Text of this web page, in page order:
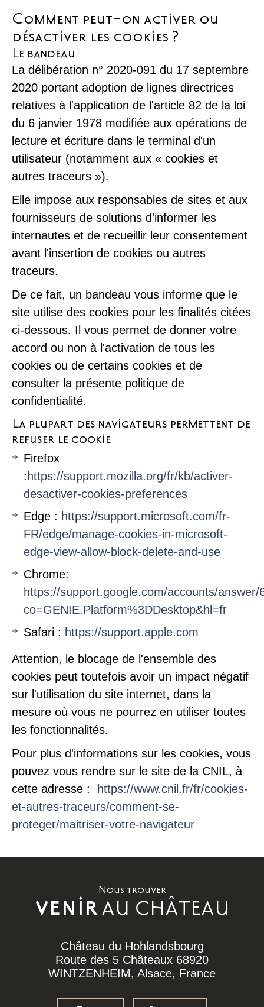
Comment peut-on activer ou
désactiver les cookies ?
Le bandeau
La délibération n° 2020-091 du 17 septembre
2020 portant adoption de lignes directrices
relatives à l'application de l'article 82 de la loi
du 6 janvier 1978 modifiée aux opérations de
lecture et écriture dans le terminal d'un
utilisateur (notamment aux « cookies et
autres traceurs »).
Elle impose aux responsables de sites et aux
fournisseurs de solutions d'informer les
internautes et de recueillir leur consentement
avant l'insertion de cookies ou autres
traceurs.
De ce fait, un bandeau vous informe que le
site utilise des cookies pour les finalités citées
ci-dessous. Il vous permet de donner votre
accord ou non à l'activation de tous les
cookies ou de certains cookies et de
consulter la présente politique de
confidentialité.
La plupart des navigateurs permettent de
refuser le cookie
Firefox
: https://support.mozilla.org/fr/kb/activer-
desactiver-cookies-preferences
Edge : https://support.microsoft.com/fr-
FR/edge/manage-cookies-in-microsoft-
edge-view-allow-block-delete-and-use
Chrome:
https://support.google.com/accounts/answer/
co=GENIE.Platform%3DDesktop&hl=fr
Safari : https://support.apple.com
Attention, le blocage de l'ensemble des
cookies peut toutefois avoir un impact négatif
sur l'utilisation du site internet, dans la
mesure où vous ne pourrez en utiliser toutes
les fonctionnalités.
Pour plus d'informations sur les cookies, vous
pouvez vous rendre sur le site de la CNIL, à
cette adresse :
https://www.cnil.fr/fr/cookies-
et-autres-traceurs/comment-se-
proteger/maitriser-votre-navigateur
Nous trouver
VENIRAU CHÂTEAU
Château du Hohlandsbourg
Route des 5 Châteaux 68920
WINTZENHEIM, Alsace, France